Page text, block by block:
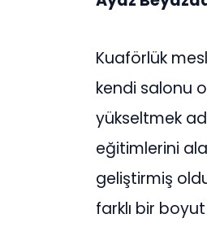
Kuaförlük
kendi salonu
yükseltmek
eğitimlerini
geliştirmiş
farklı bir